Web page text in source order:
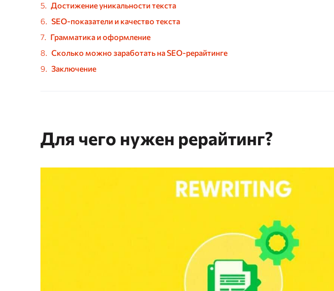
Достижение уникальности текста
SEO-показатели и качество текста
Грамматика и оформление
Сколько можно заработать на SEO-рерайтинге
Заключение
Для чего нужен рерайтинг?